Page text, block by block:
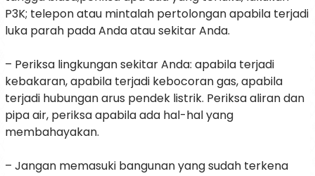
P3K; telepon atau mintalah pertolongan apabila terjadi
luka parah pada Anda atau sekitar Anda.
– Periksa lingkungan sekitar Anda: apabila terjadi
kebakaran, apabila terjadi kebocoran gas, apabila
terjadi hubungan arus pendek listrik. Periksa aliran dan
pipa air, periksa apabila ada hal-hal yang
membahayakan.
– Jangan memasuki bangunan yang sudah terkena